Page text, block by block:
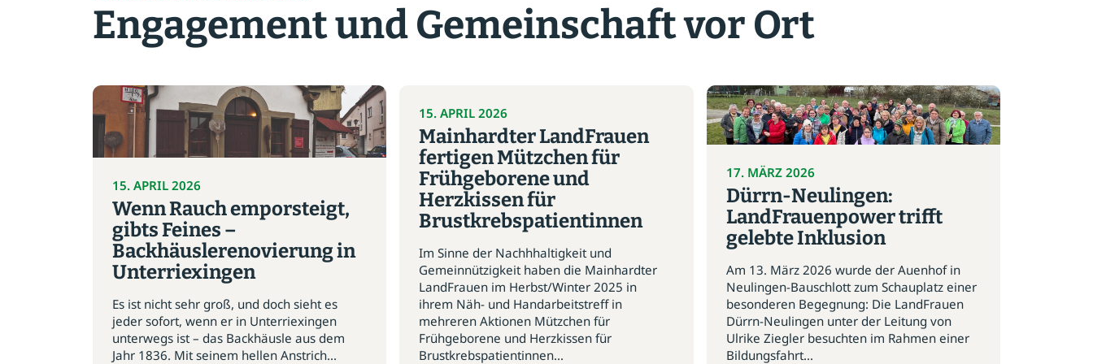
Engagement und Gemeinschaft vor Ort
15. APRIL 2026
Wenn Rauch emporsteigt,
gibts Feines –
Backhäuslerenovierung in
Unterriexingen
Es ist nicht sehr groß, und doch sieht es
jeder sofort, wenn er in Unterriexingen
unterwegs ist – das Backhäusle aus dem
Jahr 1836. Mit seinem hellen Anstrich...
15. APRIL 2026
Mainhardter LandFrauen
fertigen Mützchen für
Frühgeborene und
Herzkissen für
Brustkrebspatientinnen
Im Sinne der Nachhhaltigkeit und
Gemeinnützigkeit haben die Mainhardter
LandFrauen im Herbst/Winter 2025 in
ihrem Näh- und Handarbeitstreff in
mehreren Aktionen Mützchen für
Frühgeborene und Herzkissen für
Brustkrebspatientinnen...
17. MÄRZ 2026
Dürrn-Neulingen:
LandFrauenpower trifft
gelebte Inklusion
Am 13. März 2026 wurde der Auenhof in
Neulingen-Bauschlott zum Schauplatz einer
besonderen Begegnung: Die LandFrauen
Dürrn-Neulingen unter der Leitung von
Ulrike Ziegler besuchten im Rahmen einer
Bildungsfahrt...